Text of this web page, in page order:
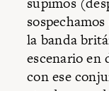
la banda
escenario en
con ese